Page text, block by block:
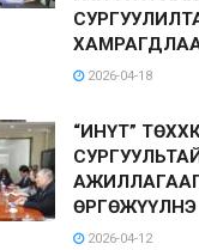
2026-04-18
“ИНҮТ”
ӨРГӨЖҮҮЛНЭ
2026-04-12